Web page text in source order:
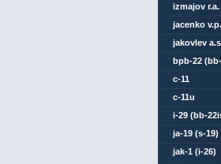
izmajov r.a.
jacenko v.p.
jakovlev
bpb-22
c-11
c-11u
i-29 (bb-
ja-19 (s-19)
jak-1 (i-26)